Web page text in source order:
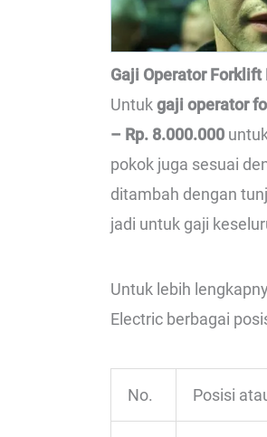
Gaji Operator
Untukgaji operator
– Rp. 8.000.000
pokok juga sesuai
ditambah dengan
jadi untuk gaji
Untuk lebih
Electric berbagai
No. Posisi